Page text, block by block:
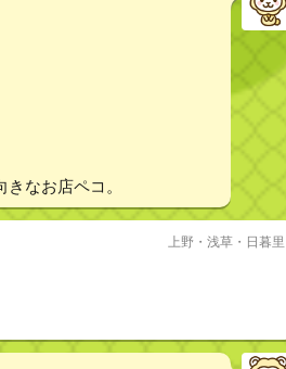
なお店ペコ。
上野・浅草・日暮里